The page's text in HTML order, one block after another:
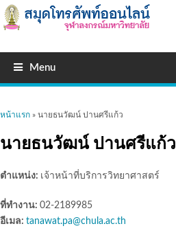
Menu
คุณอยู่ที่นี่
หน้าแรก » นายธนวัฒน์ ปานศรีแก้ว
นายธนวัฒน์ ปานศรีแก้ว
ตำแหน่ง: เจ้าหน้าที่บริการวิทยาศาสตร์
ที่ทำงาน: 02-2189985
อีเมล: tanawat.pa@chula.ac.th